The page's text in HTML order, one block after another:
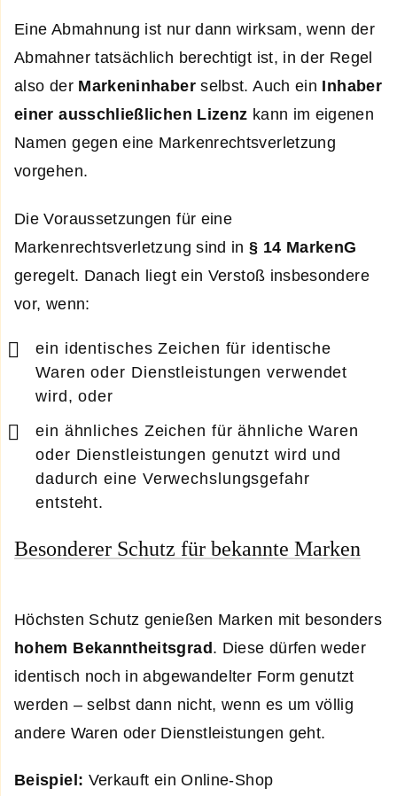
Eine Abmahnung ist nur dann wirksam, wenn der
Abmahner tatsächlich berechtigt ist, in der Regel
also der Markeninhaberselbst. Auch ein Inhaber
einer ausschließlichen Lizenz kann im eigenen
Namen gegen eine Markenrechtsverletzung
vorgehen.
Die Voraussetzungen für eine
Markenrechtsverletzung sind in§ 14 MarkenG
geregelt. Danach liegt ein Verstoß insbesondere
vor, wenn:
ein identisches Zeichen für identische
Waren oder Dienstleistungen verwendet
wird, oder
ein ähnliches Zeichen für ähnliche Waren
oder Dienstleistungen genutzt wird und
dadurch eine Verwechslungsgefahr
entsteht.
Besonderer Schutz für bekannte Marken
Höchsten Schutz genießen Marken mit besonders
hohem Bekanntheitsgrad. Diese dürfen weder
identisch noch in abgewandelter Form genutzt
werden – selbst dann nicht, wenn es um völlig
andere Waren oder Dienstleistungen geht.
Beispiel: Verkauft ein Online-Shop